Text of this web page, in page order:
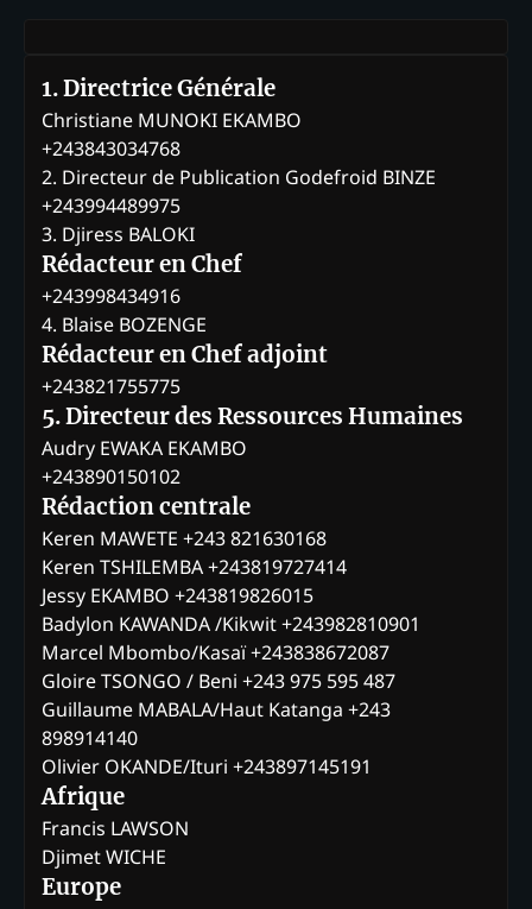
1. Directrice Générale
Christiane MUNOKI EKAMBO
+243843034768
2. Directeur de Publication Godefroid BINZE
+243994489975
3. Djiress BALOKI
Rédacteur en Chef
+243998434916
4. Blaise BOZENGE
Rédacteur en Chef adjoint
+243821755775
5. Directeur des Ressources Humaines
Audry EWAKA EKAMBO
+243890150102
Rédaction centrale
Keren MAWETE +243 821630168
Keren TSHILEMBA +243819727414
Jessy EKAMBO +243819826015
Badylon KAWANDA /Kikwit +243982810901
Marcel Mbombo/Kasaï +243838672087
Gloire TSONGO / Beni +243 975 595 487
Guillaume MABALA/Haut Katanga +243
898914140
Olivier OKANDE/Ituri +243897145191
Afrique
Francis LAWSON
Djimet WICHE
Europe